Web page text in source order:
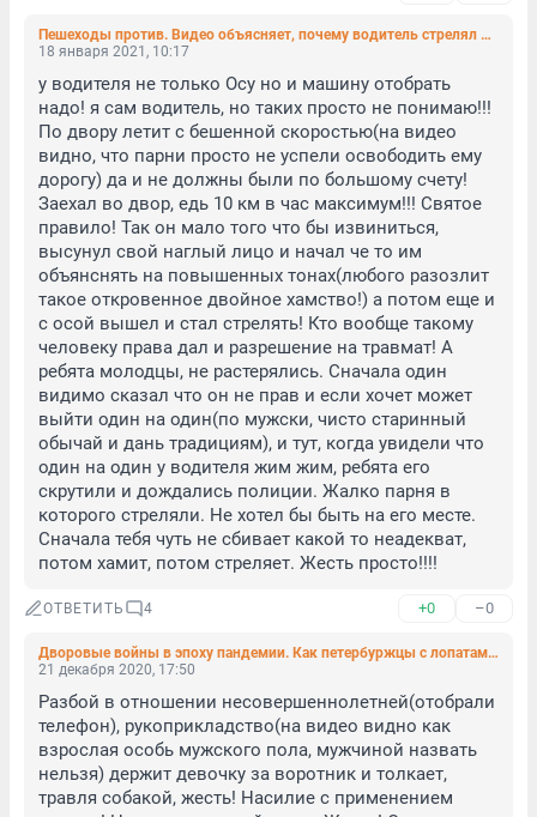
Пешеходы против. Видео объясняет, почему водитель стрелял в прохожих на проспекте Культуры (видео)
18 января 2021, 10:17
у водителя не только Осу но и машину отобрать
надо! я сам водитель, но таких просто не понимаю!!!
По двору летит с бешенной скоростью(на видео
видно, что парни просто не успели освободить ему
дорогу) да и не должны были по большому счету!
Заехал во двор, едь 10 км в час максимум!!! Святое
правило! Так он мало того что бы извиниться,
высунул свой наглый лицо и начал че то им
объянснять на повышенных тонах(любого разозлит
такое откровенное двойное хамство!) а потом еще и
с осой вышел и стал стрелять! Кто вообще такому
человеку права дал и разрешение на травмат! А
ребята молодцы, не растерялись. Сначала один
видимо сказал что он не прав и если хочет может
выйти один на один(по мужски, чисто старинный
обычай и дань традициям), и тут, когда увидели что
один на один у водителя жим жим, ребята его
скрутили и дождались полиции. Жалко парня в
которого стреляли. Не хотел бы быть на его месте.
Сначала тебя чуть не сбивает какой то неадекват,
потом хамит, потом стреляет. Жесть просто!!!!
ОТВЕТИТЬ 4 +0 –0
Дворовые войны в эпоху пандемии. Как петербуржцы с лопатами и смартфонами отстаивали детскую площадку (видео, фото)
21 декабря 2020, 17:50
Разбой в отношении несовершеннолетней(отобрали
телефон), рукоприкладство(на видео видно как
взрослая особь мужского пола, мужчиной назвать
нельзя) держит девочку за воротник и толкает,
травля собакой, жесть! Насилие с применением